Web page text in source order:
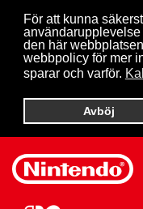
För att kunna
den här
webbpolicy för mer
sparar och varför.
Avböj
Skip to main